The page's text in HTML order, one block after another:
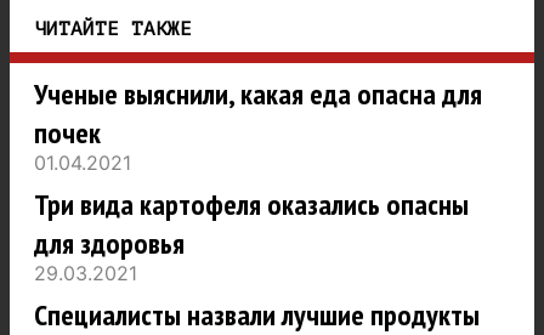
ЧИТАЙТЕ ТАКЖЕ
Ученые выяснили, какая еда опасна для
почек
01.04.2021
Три вида картофеля оказались опасны
для здоровья
29.03.2021
Специалисты назвали лучшие продукты